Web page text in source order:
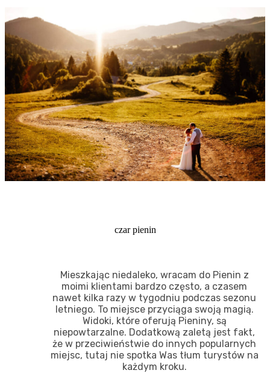
czar pienin
Mieszkając niedaleko, wracam do Pienin z
moimi klientami bardzo często, a czasem
nawet kilka razy w tygodniu podczas sezonu
letniego. To miejsce przyciąga swoją magią.
Widoki, które oferują Pieniny, są
niepowtarzalne. Dodatkową zaletą jest fakt,
że w przeciwieństwie do innych popularnych
miejsc, tutaj nie spotka Was tłum turystów na
każdym kroku.